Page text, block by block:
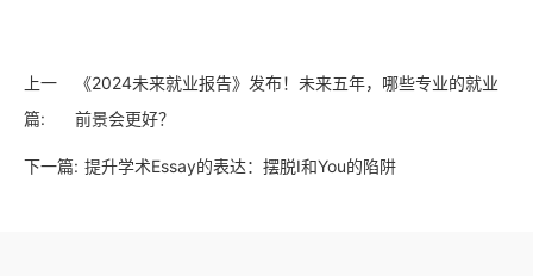
上一
篇:
《2024未来就业报告》发布！未来五年，哪些专业的就业
前景会更好？
下一篇: 提升学术Essay的表达：摆脱I和You的陷阱